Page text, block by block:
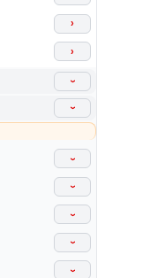
›
›
›
›
›
›
›
›
›